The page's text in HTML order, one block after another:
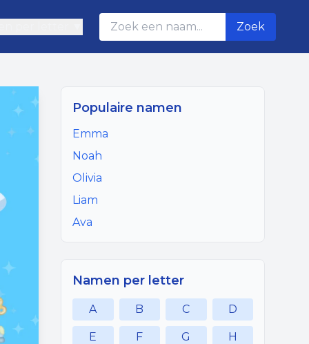
Zoek
Populaire namen
Emma
Noah
Olivia
Liam
Ava
Namen per letter
A B C D
E F G H